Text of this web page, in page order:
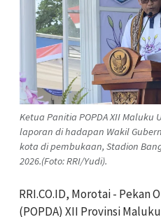
Ketua Panitia POPDA XII
laporan di hadapan Wakil
kota di pembukaan, Stadion
2026.(Foto: RRI/Yudi).
RRI.CO.ID, Morotai - Pekan
(POPDA) XII Provinsi